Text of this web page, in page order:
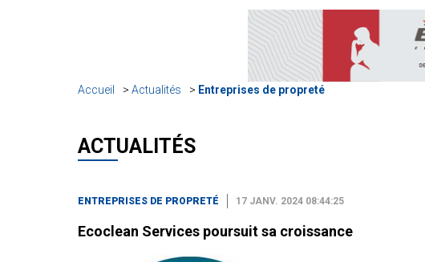
Accueil Actualités Entreprises de propreté
ACTUALITÉS
ENTREPRISES DE PROPRETÉ 17 JANV. 2024 08:44:25
Ecoclean Services poursuit sa croissance